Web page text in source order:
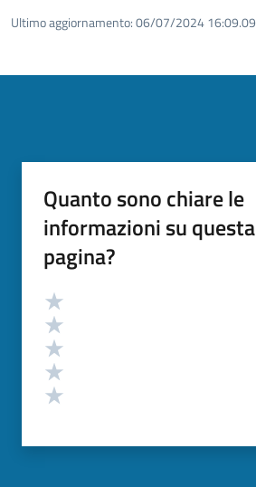
Ultimo aggiornamento:06/07/2024 16:09.09
Quanto sono chiare le
informazioni su questa
pagina?
Valutazione